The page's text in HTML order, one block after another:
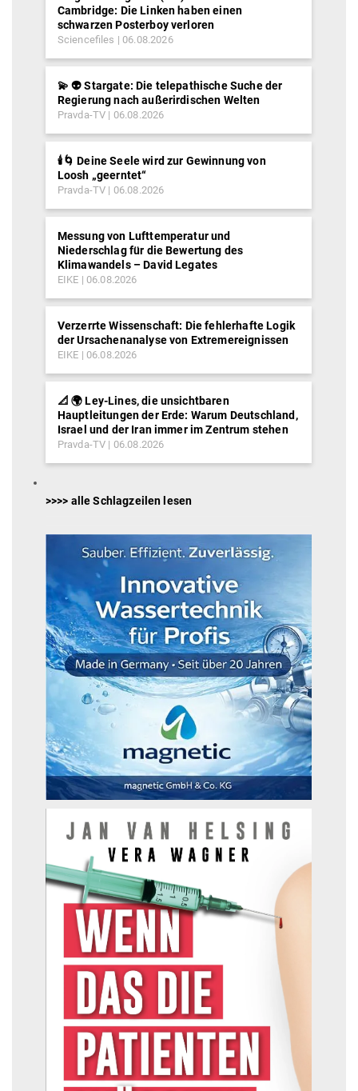
Cambridge: Die Linken haben einen
schwarzen Posterboy verloren
Sciencefiles 06.08.2026
💫 👽 Stargate: Die telepathische Suche der
Regierung nach außerirdischen Welten
Pravda-TV 06.08.2026
🕯️🌀 Deine Seele wird zur Gewinnung von
Loosh „geerntet“
Pravda-TV 06.08.2026
Messung von Lufttemperatur und
Niederschlag für die Bewertung des
Klimawandels – David Legates
EIKE 06.08.2026
Verzerrte Wissenschaft: Die fehlerhafte Logik
der Ursachenanalyse von Extremereignissen
EIKE 06.08.2026
📐 🌍 Ley-Lines, die unsichtbaren
Hauptleitungen der Erde: Warum Deutschland,
Israel und der Iran immer im Zentrum stehen
Pravda-TV 06.08.2026
>>>> alle Schlagzeilen lesen